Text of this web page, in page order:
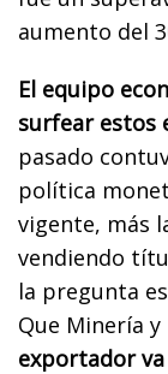
aumento del
El equipo
surfear estos
pasado
política
vigente, más
vendiendo
la pregunta
Que Minería
exportador